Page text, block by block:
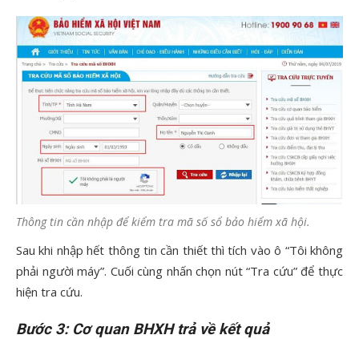
Thông tin cần nhập để kiểm tra mã số sổ bảo hiểm xã hội.
Sau khi nhập hết thông tin cần thiết thì tích vào ô “Tôi không
phải người máy”. Cuối cùng nhấn chọn nút “Tra cứu” để thực
hiện tra cứu.
Bước 3: Cơ quan BHXH trả về kết quả